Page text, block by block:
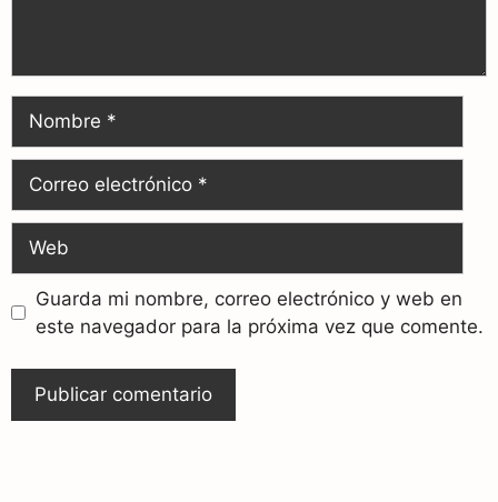
Guarda mi nombre, correo electrónico y web en
este navegador para la próxima vez que comente.